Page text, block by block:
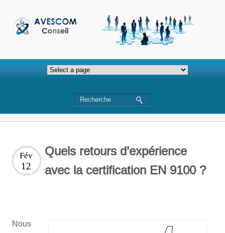
Quels retours d’expérience
avec la certification EN 9100 ?
Fév
12
Nous